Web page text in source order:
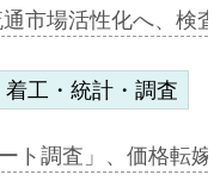
市場活性化へ、検
着工・統計・調査
ト調査」、価格転